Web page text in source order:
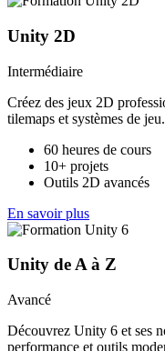
Unity 2D
Intermédiaire
Créez des jeux 2D
tilemaps et systèmes de jeu.
60 heures de cours
10+ projets
Outils 2D avancés
En savoir plus
Unity de A à Z
Avancé
Découvrez Unity 6 et ses
performance et outils